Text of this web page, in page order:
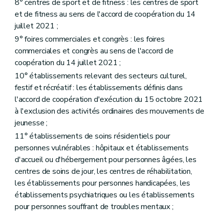
8° centres de sport et de fitness : les centres de sport
et de fitness au sens de l'accord de coopération du 14
juillet 2021 ;
9° foires commerciales et congrès : les foires
commerciales et congrès au sens de l'accord de
coopération du 14 juillet 2021 ;
10° établissements relevant des secteurs culturel,
festif et récréatif : les établissements définis dans
l'accord de coopération d'exécution du 15 octobre 2021
à l'exclusion des activités ordinaires des mouvements de
jeunesse ;
11° établissements de soins résidentiels pour
personnes vulnérables : hôpitaux et établissements
d'accueil ou d'hébergement pour personnes âgées, les
centres de soins de jour, les centres de réhabilitation,
les établissements pour personnes handicapées, les
établissements psychiatriques ou les établissements
pour personnes souffrant de troubles mentaux ;